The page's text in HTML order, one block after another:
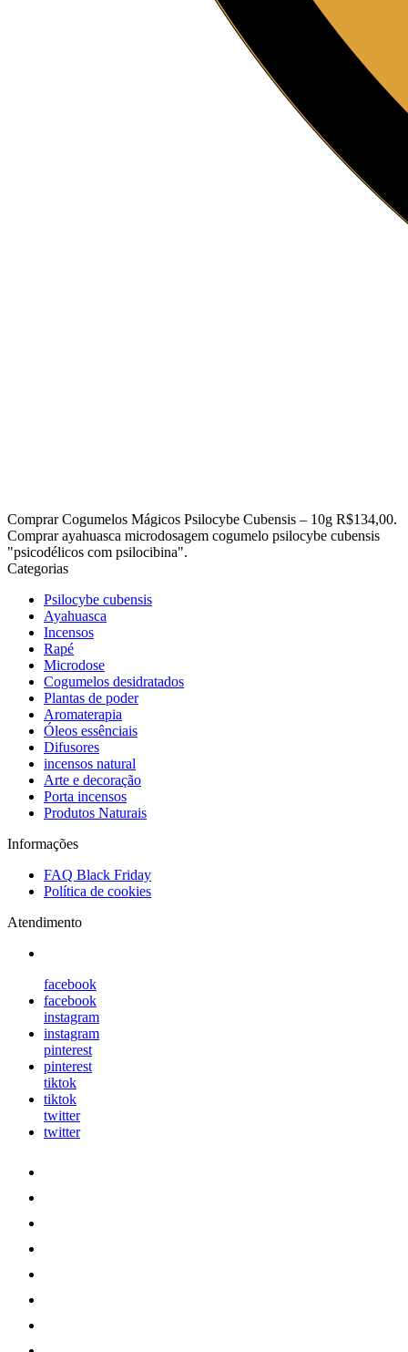
Comprar Cogumelos Mágicos Psilocybe Cubensis – 10g R$134,00.
Comprar ayahuasca microdosagem cogumelo psilocybe cubensis
"psicodélicos com psilocibina".
Categorias
Psilocybe cubensis
Ayahuasca
Incensos
Rapé
Microdose
Cogumelos desidratados
Plantas de poder
Aromaterapia
Óleos essênciais
Difusores
incensos natural
Arte e decoração
Porta incensos
Produtos Naturais
Informações
FAQ Black Friday
Política de cookies
Atendimento
facebook
facebook
instagram
instagram
pinterest
pinterest
tiktok
tiktok
twitter
twitter